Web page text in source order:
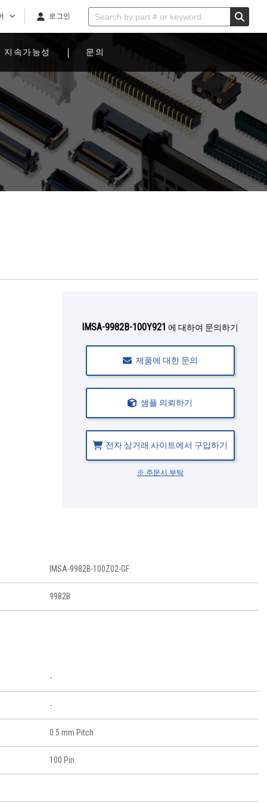
로그인
지속가능성 문의
IMSA-9982B-100Y921 에 대하여 문의하기
제품에 대한 문의
샘플 의뢰하기
전자 상거래 사이트에서 구입하기
※ 주문시 부탁
IMSA-9982B-100Z02-GF
9982B
-
-
0.5 mm Pitch
100 Pin